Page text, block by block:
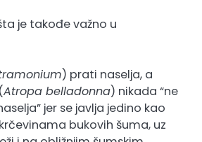
je takođe važno u
) prati naselja, a
Atropa belladonna) nikada “ne
jer se javlja jedino kao
bukovih šuma, uz